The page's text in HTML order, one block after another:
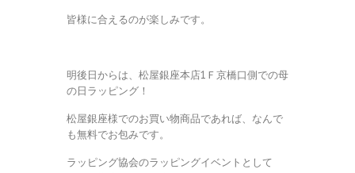
皆様に合えるのが楽しみです。
明後日からは、松屋銀座本店1Ｆ京橋口側での母
の日ラッピング！
松屋銀座様でのお買い物商品であれば、なんで
も無料でお包みです。
ラッピング協会のラッピングイベントとして